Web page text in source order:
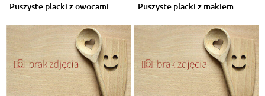
Puszyste placki z owocami Puszyste placki z makiem